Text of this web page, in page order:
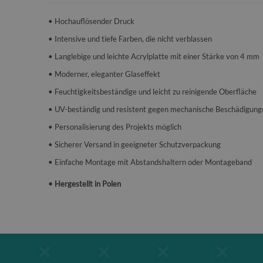
• Hochauflösender Druck
• Intensive und tiefe Farben, die nicht verblassen
• Langlebige und leichte Acrylplatte mit einer Stärke von 4 mm
• Moderner, eleganter Glaseffekt
• Feuchtigkeitsbeständige und leicht zu reinigende Oberfläche
• UV-beständig und resistent gegen mechanische
• Personalisierung des Projekts möglich
• Sicherer Versand in geeigneter Schutzverpackung
• Einfache Montage mit Abstandshaltern oder Montageband
• Hergestellt in Polen